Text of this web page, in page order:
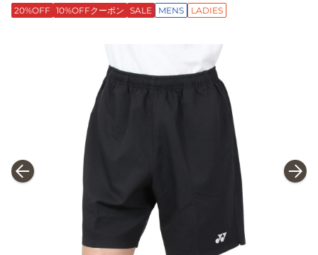
20%OFF 10%OFFクーポン SALE MENS LADIES